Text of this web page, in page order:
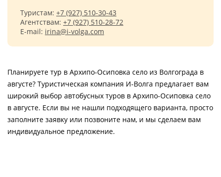
Туристам: +7 (927) 510-30-43
Агентствам: +7 (927) 510-28-72
E-mail: irina@i-volga.com
Планируете тур в Архипо-Осиповка село из Волгограда в
августе? Туристическая компания И-Волга предлагает вам
широкий выбор автобусных туров в Архипо-Осиповка село
в августе. Если вы не нашли подходящего варианта, просто
заполните заявку или позвоните нам, и мы сделаем вам
индивидуальное предложение.